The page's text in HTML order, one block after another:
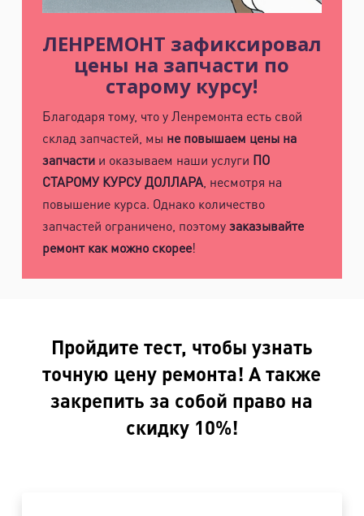
ЛЕНРЕМОНТ зафиксировал
цены на запчасти по
старому курсу!
Благодаря тому, что у Ленремонта есть свой
склад запчастей, мы не повышаем цены на
запчастии оказываем наши услуги ПО
СТАРОМУ КУРСУ ДОЛЛАРА, несмотря на
повышение курса. Однако количество
запчастей ограничено, поэтомузаказывайте
ремонт как можно скорее!
Пройдите тест, чтобы узнать
точную цену ремонта! А также
закрепить за собой право на
скидку 10%!